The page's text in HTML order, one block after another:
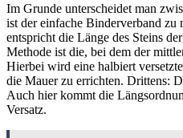
Im Grunde unterscheidet man
ist der einfache Binderverband zu
entspricht die Länge des Steins
Methode ist die, bei dem der
Hierbei wird eine halbiert
die Mauer zu errichten. Drittens:
Auch hier kommt die
Versatz.